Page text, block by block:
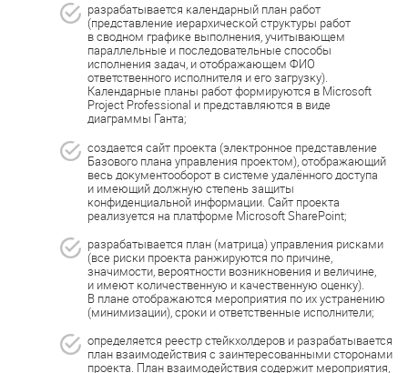
разрабатывается календарный план работ
(представление иерархической структуры работ
в сводном графике выполнения, учитывающем
параллельные и последовательные способы
исполнения задач, и отображающем ФИО
ответственного исполнителя и его загрузку).
Календарные планы работ формируются в Microsoft
Project Professional и представляются в виде
диаграммы Ганта;
создается сайт проекта (электронное представление
Базового плана управления проектом), отображающий
весь документооборот в системе удалённого доступа
и имеющий должную степень защиты
конфиденциальной информации. Сайт проекта
реализуется на платформе Microsoft SharePoint;
разрабатывается план (матрица) управления рисками
(все риски проекта ранжируются по причине,
значимости, вероятности возникновения и величине,
и имеют количественную и качественную оценку).
В плане отображаются мероприятия по их устранению
(минимизации), сроки и ответственные исполнители;
определяется реестр стейкхолдеров и разрабатывается
план взаимодействия с заинтересованными сторонами
проекта. План взаимодействия содержит мероприятия,